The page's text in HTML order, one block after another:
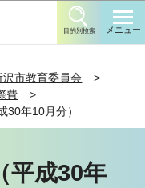
目的別検索 メニュー
沢市教育委員会
費
30年10月分）
平成30年